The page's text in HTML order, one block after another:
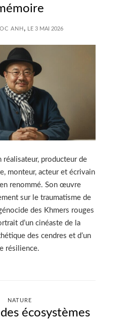
ANH , LE 3 MAI 2026
réalisateur, producteur de
monteur, acteur et écrivain
renommé. Son œuvre
sur le traumatisme de
des Khmers rouges
d’un cinéaste de la
des cendres et d’un
résilience.
NATURE
écosystèmes